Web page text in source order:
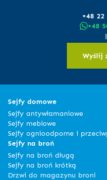
+48 22
+48
Wyślij
Sejfy domowe
Sejfy antywłamaniowe
Sejfy meblowe
Sejfy ognioodporne i
Sejfy na broń
Sejfy na broń długą
Sejfy na broń krótką
Drzwi do magazynu broni